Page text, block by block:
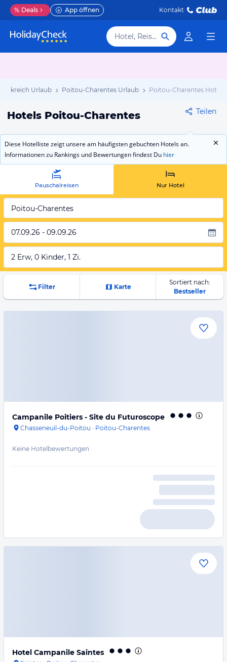
% Deals App öffnen Kontakt
Hotel, Reiseziel
Urlaub Poitou-Charentes Urlaub Poitou-Charentes Hotels
Hotels Poitou-Charentes Teilen
Diese Hotelliste zeigt unsere am häufigsten gebuchten Hotels an.
Informationen zu Rankings und Bewertungen findest Du hier
Pauschalreisen Nur Hotel
Poitou-Charentes
07.09.26 - 09.09.26
2 Erw, 0 Kinder, 1 Zi.
Filter Karte
Sortiert nach:
Bestseller
Campanile Poitiers - Site du Futuroscope
Chasseneuil-du-Poitou · Poitou-Charentes
Keine Hotelbewertungen
Hotel Campanile Saintes